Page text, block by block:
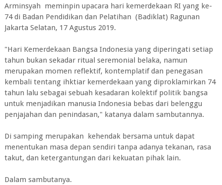
Arminsyah meminpin upacara hari kemerdekaan RI yang ke-
74 di Badan Pendidikan dan Pelatihan (Badiklat) Ragunan
Jakarta Selatan, 17 Agustus 2019.
"Hari Kemerdekaan Bangsa Indonesia yang diperingati setiap
tahun bukan sekadar ritual seremonial belaka, namun
merupakan momen reflektif, kontemplatif dan penegasan
kembali tentang ihktiar kemerdekaan yang diproklamirkan 74
tahun lalu sebagai sebuah kesadaran kolektif politik bangsa
untuk menjadikan manusia Indonesia bebas dari belenggu
penjajahan dan penindasan," katanya dalam sambutannya.
Di samping merupakan kehendak bersama untuk dapat
menentukan masa depan sendiri tanpa adanya tekanan, rasa
takut, dan ketergantungan dari kekuatan pihak lain.
Dalam sambutanya.